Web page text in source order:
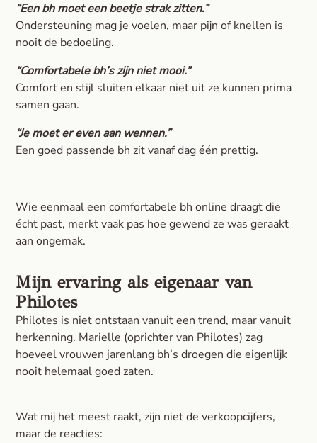
“Een bh moet een beetje strak zitten.”
Ondersteuning mag je voelen, maar pijn of knellen is
nooit de bedoeling.
“Comfortabele bh’s zijn niet mooi.”
Comfort en stijl sluiten elkaar niet uit ze kunnen prima
samen gaan.
“Je moet er even aan wennen.”
Een goed passende bh zit vanaf dag één prettig.
Wie eenmaal een comfortabele bh online draagt die
écht past, merkt vaak pas hoe gewend ze was geraakt
aan ongemak.
Mijn ervaring als eigenaar van
Philotes
Philotes is niet ontstaan vanuit een trend, maar vanuit
herkenning. Marielle (oprichter van Philotes) zag
hoeveel vrouwen jarenlang bh’s droegen die eigenlijk
nooit helemaal goed zaten.
Wat mij het meest raakt, zijn niet de verkoopcijfers,
maar de reacties: